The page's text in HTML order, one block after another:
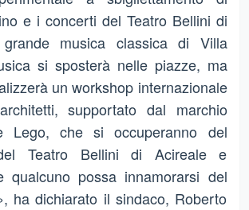
e i concerti del Teatro Bellini di
musica classica di Villa
si sposterà nelle piazze, ma
un workshop internazionale
supportato dal marchio
Lego, che si occuperanno del
Teatro Bellini di Acireale e
qualcuno possa innamorarsi del
ha dichiarato il sindaco, Roberto